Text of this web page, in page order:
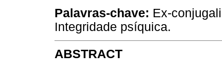
Palavras-chave: Ex-
Integridade psíquica.
ABSTRACT